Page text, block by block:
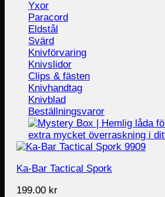
Yxor
Paracord
Eldstål
Svärd
Knivförvaring
Knivslidor
Clips & fästen
Knivhandtag
Knivblad
Beställningsvaror
Ka-Bar Tactical Spork
199.00 kr